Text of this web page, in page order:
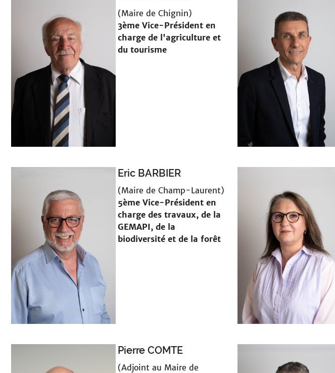
(Maire de Chignin)
3ème Vice-Président en
charge de l'agriculture et
du tourisme
Eric BARBIER
(Maire de Champ-Laurent)
5ème Vice-Président en
charge des travaux, de la
GEMAPI, de la
biodiversité et de la forêt
Pierre COMTE
(Adjoint au Maire de